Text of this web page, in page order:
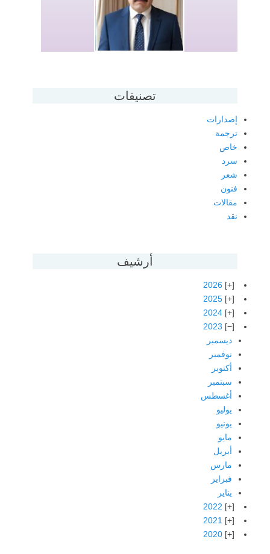
تصنيفات
إصدارات
ترجمة
خاص
سرد
شعر
فنون
مقالات
نقد
أرشيف
2026
2025
2024
2023
ديسمبر
نوفمبر
أكتوبر
سبتمبر
أغسطس
يوليو
يونيو
مايو
أبريل
مارس
فبراير
يناير
2022
2021
2020